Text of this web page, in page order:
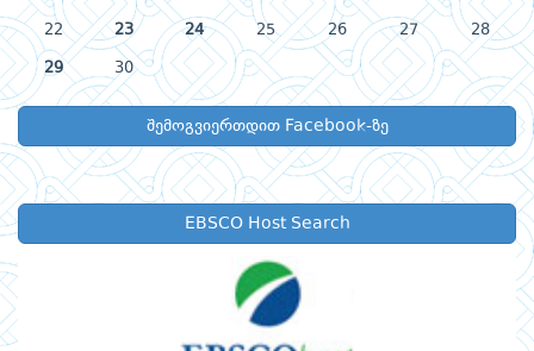
22 23 24 25 26 27 28
29 30
შემოგვიერთდით Facebook-ზე
EBSCO Host Search